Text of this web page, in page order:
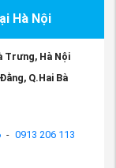
Hà Nội
Trưng, Hà Nội
Q.Hai Bà
- 0913 206 113